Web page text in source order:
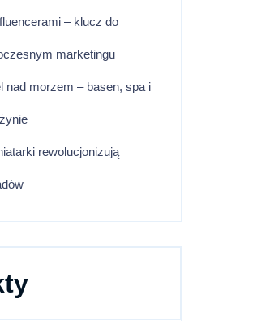
– klucz do
marketingu
nad morzem – basen, spa i
rewolucjonizują